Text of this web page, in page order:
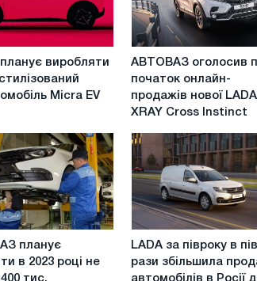
виробляти
Micra EV
АВТОВАЗ
початок
продажів
нової
LADA
XRAY
Cross
Instinct
АВТОВАЗ оголосив
початок онлайн-
продажів нової LADA
XRAY Cross Instinct
планує
в 2023 році не
LADA
півроку
LADA за півроку в
рази збільшила